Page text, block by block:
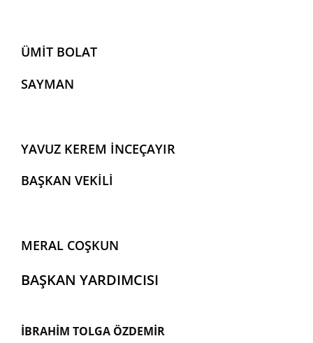
ÜMİT BOLAT
SAYMAN
YAVUZ KEREM İNCEÇAYIR
BAŞKAN VEKİLİ
MERAL COŞKUN
BAŞKAN YARDIMCISI
İBRAHİM TOLGA ÖZDEMİR